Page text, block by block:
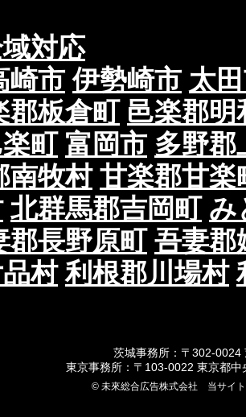
対応
崎市 伊勢崎市 太
郡板倉町 邑楽郡明
町 富岡市 多野郡
南牧村 甘楽郡甘楽
北群馬郡吉岡町 み
郡長野原町 吾妻郡
村 利根郡川場村
茨城事務所：〒302-0024
東京事務所：〒103-0022 東京都
© 未來総合広告株式会社 当サイ